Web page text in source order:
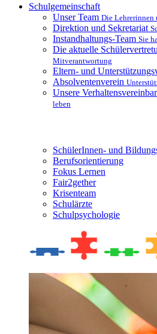
Schulgemeinschaft
Unser Team Die Lehrerinnen
Direktion und Sekretariat
Instandhaltungs-Team Sie
Die aktuelle
Mitverantwortung
Eltern- und
Absolventenverein
Unsere
leben
SchülerInnen- und
Berufsorientierung
Fokus Lernen
Fair2gether
Krisenteam
Schulärzte
Schulpsychologie